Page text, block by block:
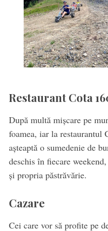
Restaurant Cota
După multă mișcare pe
foamea, iar la restaurantul
așteaptă o sumedenie de
deschis în fiecare
și propria păstrăvărie.
Cazare
Cei care vor să profite pe